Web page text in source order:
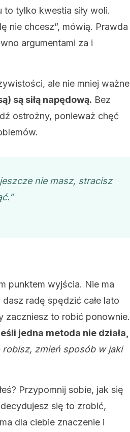
tylko kwestia siły woli.
nie chcesz”, mówią. Prawda
argumentami za i
ale nie mniej ważne
są siłą napędową. Bez
ostrożny, ponieważ chęć
nie masz, stracisz
punktem wyjścia. Nie ma
radę spędzić całe lato
zaczniesz to robić ponownie.
jedna metoda nie działa,
zmień sposób w jaki
Przypomnij sobie, jak się
się to zrobić,
dla ciebie znaczenie i